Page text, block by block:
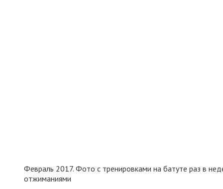
Февраль 2017. Фото с тренировками на батуте раз в
отжиманиями